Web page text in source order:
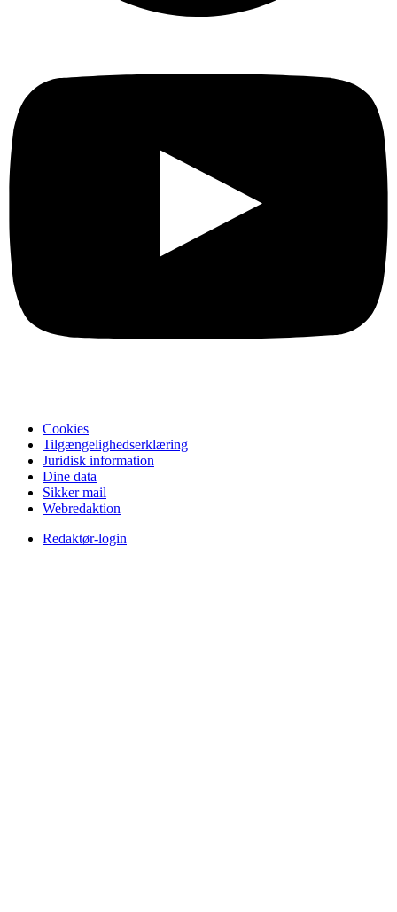
Cookies
Tilgængelighedserklæring
Juridisk information
Dine data
Sikker mail
Webredaktion
Redaktør-login